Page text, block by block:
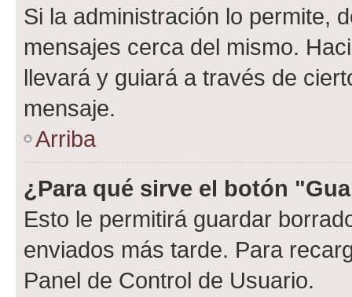
Si la administración lo permite,
mensajes cerca del mismo.
llevará y guiará a través de
mensaje.
Arriba
¿Para qué sirve el botón
Esto le permitirá guardar
enviados más tarde. Para
Panel de Control de Usuario.